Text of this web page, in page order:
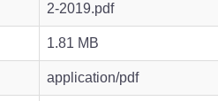
2-2019.pdf
1.81 MB
application/pdf